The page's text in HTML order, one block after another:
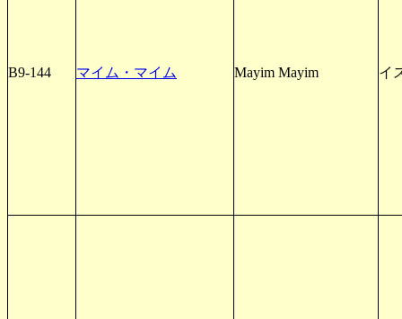
B9-144 マイム・マイム Mayim Mayim イ